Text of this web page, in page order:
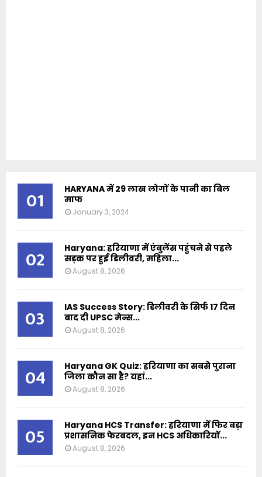
01
HARYANA में 29 लाख लोगों के पानी का बिल
माफ
January 3, 2024
02
Haryana: हरियाणा में एंबुलेंस पहुंचने से पहले
सड़क पर हुई डिलीवरी, महिला...
August 8, 2026
03
IAS Success Story: डिलीवरी के सिर्फ 17 दिन
बाद दी UPSC मेन्स...
August 8, 2026
04
Haryana GK Quiz: हरियाणा का सबसे पुराना
जिला कौन सा है? यहां...
August 8, 2026
05
Haryana HCS Transfer: हरियाणा में फिर बड़ा
प्रशासनिक फेरबदल, इन HCS अधिकारियों...
August 8, 2026